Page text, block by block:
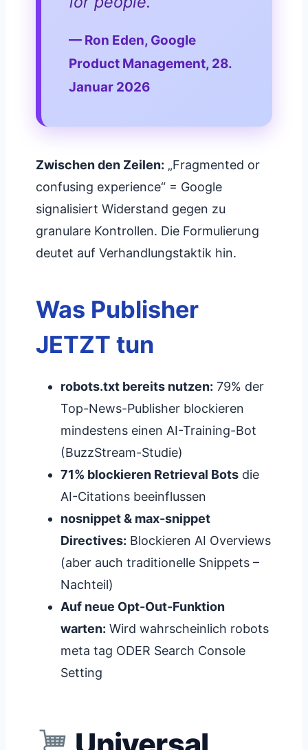
— Ron Eden, Google
Product Management, 28.
Januar 2026
Zwischen den Zeilen: „Fragmented or
confusing experience“ = Google
signalisiert Widerstand gegen zu
granulare Kontrollen. Die Formulierung
deutet auf Verhandlungstaktik hin.
Was Publisher
JETZT tun
robots.txt bereits nutzen: 79% der
Top-News-Publisher blockieren
mindestens einen AI-Training-Bot
(BuzzStream-Studie)
71% blockieren Retrieval Bots die
AI-Citations beeinflussen
nosnippet & max-snippet
Directives: Blockieren AI Overviews
(aber auch traditionelle Snippets –
Nachteil)
Auf neue Opt-Out-Funktion
warten: Wird wahrscheinlich robots
meta tag ODER Search Console
Setting